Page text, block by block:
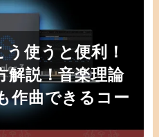
う使うと便利！
解説！音楽理論
作曲できるコー